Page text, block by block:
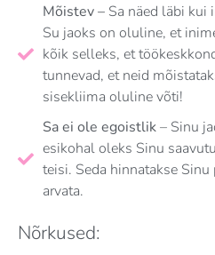
Mõistev –Sa näed läbi kui
Su jaoks on oluline, et
kõik selleks, et
tunnevad, et neid
sisekliima oluline võti!
Sa ei ole egoistlik– Sinu
esikohal oleks Sinu
teisi. Seda hinnatakse
arvata.
Nõrkused: